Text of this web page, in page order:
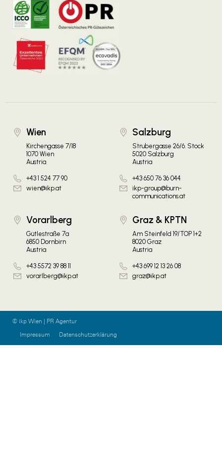
Wien
Kirchengasse 7/18
1070 Wien
Austria
+43 1 524 77 90
wien@ikp.at
Salzburg
Strubergasse 26/6. Stock
5020 Salzburg
Austria
+43 650 76 36 044
ikp-group@burn-
communications.at
Vorarlberg
Gütlestraße 7a
6850 Dornbirn
Austria
+43 5572 39 88 11
vorarlberg@ikp.at
Graz & KPTN
Am Steinfeld 19/TOP 1+2
8020 Graz
Austria
+43 699 12 13 26 08
graz@ikp.at
© ikp Wien | PR Agentur
Impressum
Datenschutzerklärung